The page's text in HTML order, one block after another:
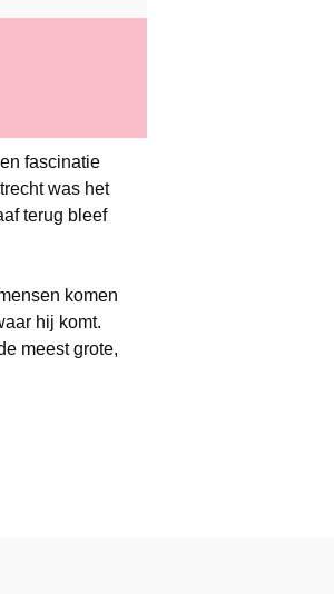
fascinatie
was het
terug bleef
komen
hij komt.
meest grote,